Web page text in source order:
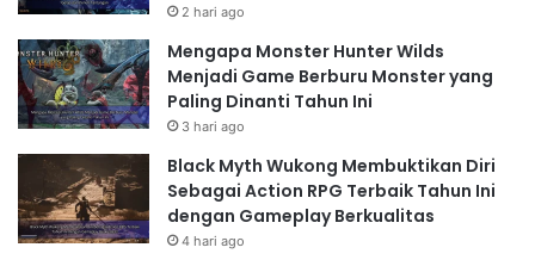
2 hari ago
Mengapa Monster Hunter Wilds
Menjadi Game Berburu Monster yang
Paling Dinanti Tahun Ini
3 hari ago
Black Myth Wukong Membuktikan Diri
Sebagai Action RPG Terbaik Tahun Ini
dengan Gameplay Berkualitas
4 hari ago